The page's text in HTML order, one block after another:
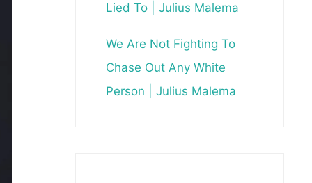
Lied To | Julius Malema
We Are Not Fighting To
Chase Out Any White
Person | Julius Malema